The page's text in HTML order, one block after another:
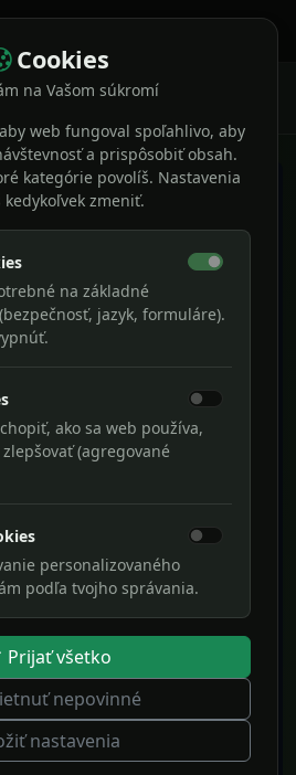
& Apple
rýchle a spoľahlivé
aj iPad. Dodržiavame
aby vaše riešenie
profesionálne a
cez vývoj až po
Store – postaráme sa o
Cookies
na Vašom súkromí
web fungoval spoľahlivo, aby
a prispôsobiť obsah.
kategórie povolíš. Nastavenia
kedykoľvek zmeniť.
na základné
jazyk, formuláre).
ako sa web používa,
(agregované
personalizovaného
podľa tvojho správania.
Prijať všetko
nepovinné
nastavenia